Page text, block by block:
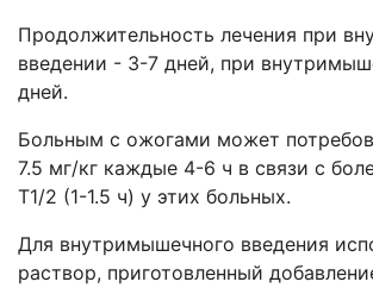
Продолжительность лечения при
введении - 3-7 дней, при
дней.
Больным с ожогами может
7.5 мг/кг каждые 4-6 ч в связи с
T1/2 (1-1.5 ч) у этих больных.
Для внутримышечного введения
раствор, приготовленный